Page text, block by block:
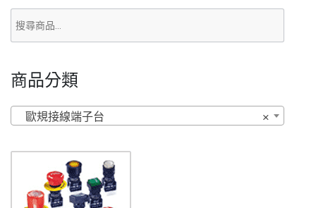
商品分類
×
歐規接線端子台